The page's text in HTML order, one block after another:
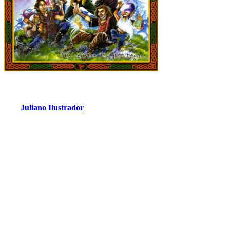
Juliano Ilustrador